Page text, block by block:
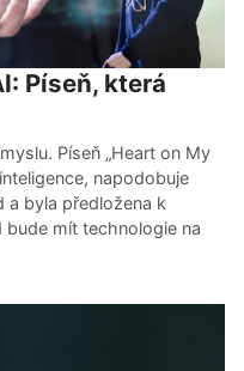
Píseň, která
Píseň „Heart on My
napodobuje
a byla předložena k
bude mít technologie na